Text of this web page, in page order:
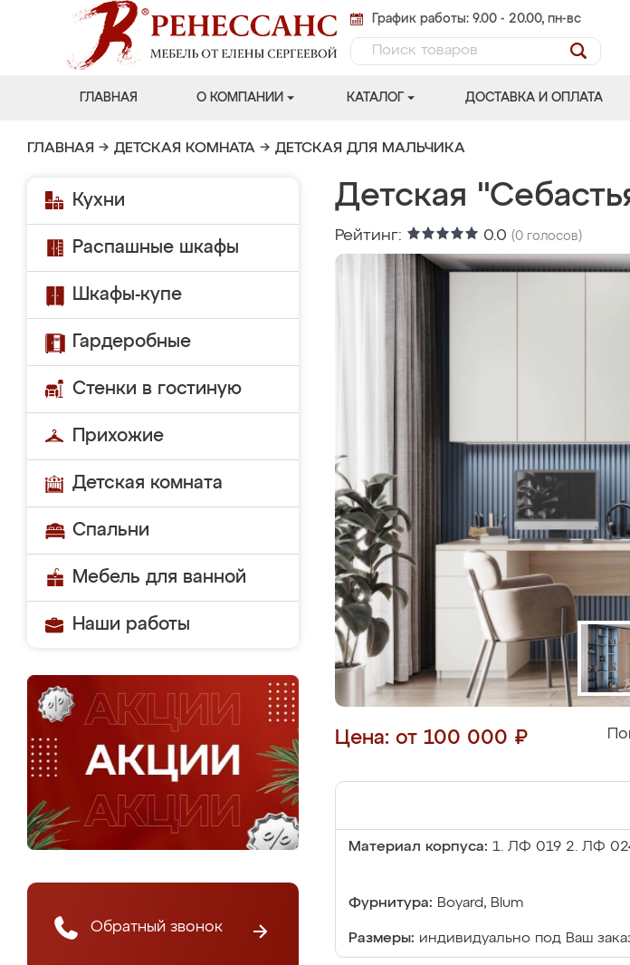
График работы: 9.00 - 20.00, пн-вс
ГЛАВНАЯ О КОМПАНИИ КАТАЛОГ ДОСТАВКА И ОПЛАТА
ГЛАВНАЯ → ДЕТСКАЯ КОМНАТА → ДЕТСКАЯ ДЛЯ МАЛЬЧИКА
Кухни
Распашные шкафы
Шкафы-купе
Гардеробные
Стенки в гостиную
Прихожие
Детская комната
Спальни
Мебель для ванной
Наши работы
Обратный звонок
Детская
Рейтинг: 0.0 (0 голосов)
Цена: от 100 000 ₽
Материал корпуса: 1. ЛФ 019 2. ЛФ
Фурнитура: Boyard, Blum
Размеры: индивидуально под Ваш